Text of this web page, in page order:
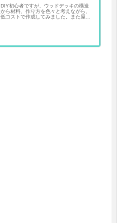
DIY初心者ですが、ウッドデッキの構造
から材料、作り方を色々と考えながら、
低コストで作成してみました。また屋根